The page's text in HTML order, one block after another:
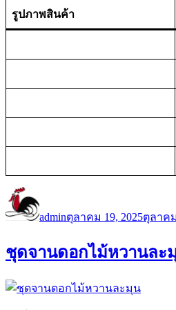
รูปภาพสินค้า
เขียน
adminเมื่อ
ตุลาคม 19, 2025ตุลาค
ชุดจานดอกไม้หวานละ